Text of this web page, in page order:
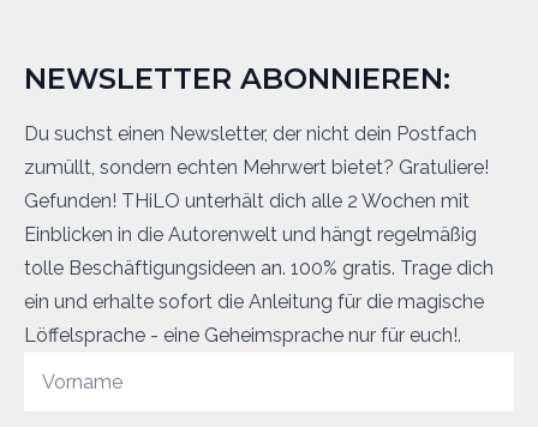
NEWSLETTER ABONNIEREN:
Du suchst einen Newsletter, der nicht dein Postfach
zumüllt, sondern echten Mehrwert bietet? Gratuliere!
Gefunden! THiLO unterhält dich alle 2 Wochen mit
Einblicken in die Autorenwelt und hängt regelmäßig
tolle Beschäftigungsideen an. 100% gratis. Trage dich
ein und erhalte sofort die Anleitung für die magische
Löffelsprache - eine Geheimsprache nur für euch!.